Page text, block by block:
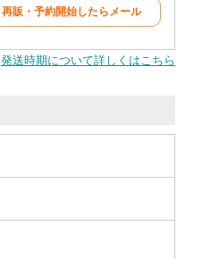
再販・予約開始したらメール
発送時期について詳しくはこちら